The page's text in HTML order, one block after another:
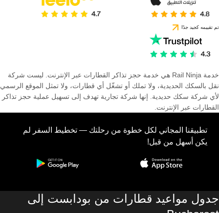
تم تقييمه كجيد جدًا
خدمة Rail Ninja هي خدمة حجز تذاكر القطارات عبر الإنترنت. ليست شركة
نقل بالسكك الحديدية، ولا تملك أو تشغّل أي قطارات، ولا تمثل الموقع الرسمي
لأي شركة سكك حديدية. إنها شركة تجارية تهدف إلى تسهيل عملية حجز تذاكر
القطارات عبر الإنترنت.
تطبيقنا المجاني لكل خطوة من رحلتك — تخطيط السفر لم
يكن أسهل من قبل!
جدول مواعيد قطارات من بودابست إلى